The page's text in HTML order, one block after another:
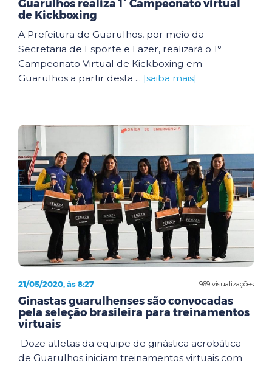
Guarulhos realiza 1° Campeonato virtual
de Kickboxing
A Prefeitura de Guarulhos, por meio da
Secretaria de Esporte e Lazer, realizará o 1°
Campeonato Virtual de Kickboxing em
Guarulhos a partir desta ... [saiba mais]
969 visualizações
21/05/2020, às 8:27
Ginastas guarulhenses são convocadas
pela seleção brasileira para treinamentos
virtuais
Doze atletas da equipe de ginástica acrobática
de Guarulhos iniciam treinamentos virtuais com